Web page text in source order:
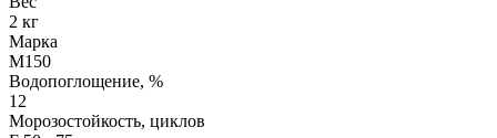
2 кг
Марка
М150
Водопоглощение, %
12
Морозостойкость, циклов